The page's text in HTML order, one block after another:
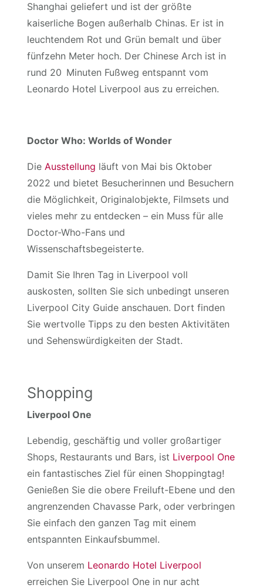
Shanghai geliefert und ist der größte
kaiserliche Bogen außerhalb Chinas. Er ist in
leuchtendem Rot und Grün bemalt und über
fünfzehn Meter hoch. Der Chinese Arch ist in
rund 20 Minuten Fußweg entspannt vom
Leonardo Hotel Liverpool aus zu erreichen.
Doctor Who: Worlds of Wonder
Die Ausstellung läuft von Mai bis Oktober
2022 und bietet Besucherinnen und Besuchern
die Möglichkeit, Originalobjekte, Filmsets und
vieles mehr zu entdecken – ein Muss für alle
Doctor-Who-Fans und
Wissenschaftsbegeisterte.
Damit Sie Ihren Tag in Liverpool voll
auskosten, sollten Sie sich unbedingt unseren
Liverpool City Guide anschauen. Dort finden
Sie wertvolle Tipps zu den besten Aktivitäten
und Sehenswürdigkeiten der Stadt.
Shopping
Liverpool One
Lebendig, geschäftig und voller großartiger
Shops, Restaurants und Bars, ist Liverpool One
ein fantastisches Ziel für einen Shoppingtag!
Genießen Sie die obere Freiluft-Ebene und den
angrenzenden Chavasse Park, oder verbringen
Sie einfach den ganzen Tag mit einem
entspannten Einkaufsbummel.
Von unserem Leonardo Hotel Liverpool
erreichen Sie Liverpool One in nur acht